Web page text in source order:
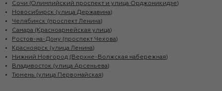
Сочи (Олимпийский проспект и улица Орджоникидзе)
Новосибирск (улица Державина)
Челябинск (проспект Ленина)
Самара (Красноармейская улица)
Ростов-на-Дону (проспект Чехова)
Красноярск (улица Ленина)
Нижний Новгород (Верхне-Волжская набережная)
Владивосток (улица Арсеньева)
Тюмень (улица Первомайская)